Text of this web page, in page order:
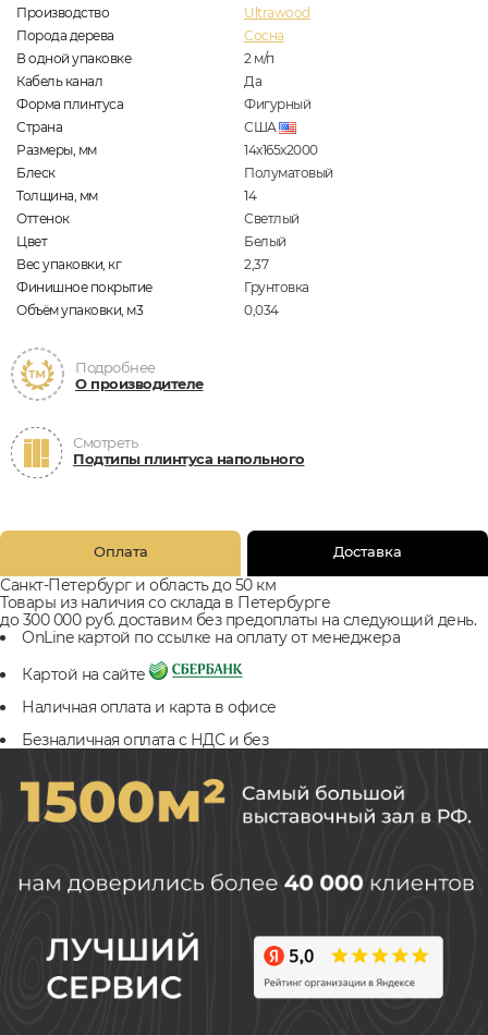
Производство
Ultrawood
Порода дерева
Сосна
В одной упаковке
2 м/п
Кабель канал
Да
Форма плинтуса
Фигурный
Страна
США
Размеры, мм
14х165х2000
Блеск
Полуматовый
Толщина, мм
14
Оттенок
Светлый
Цвет
Белый
Вес упаковки, кг
2,37
Финишное покрытие
Грунтовка
Объём упаковки, м3
0,034
Подробнее
О производителе
Смотреть
Подтипы плинтуса напольного
Оплата Доставка
Санкт-Петербург и область до 50 км
Товары из наличия со склада в Петербурге
до 300 000 руб. доставим без предоплаты на следующий день.
OnLine картой по ссылке на оплату от менеджера
Картой на сайте
Наличная оплата и карта в офисе
Безналичная оплата с НДС и без